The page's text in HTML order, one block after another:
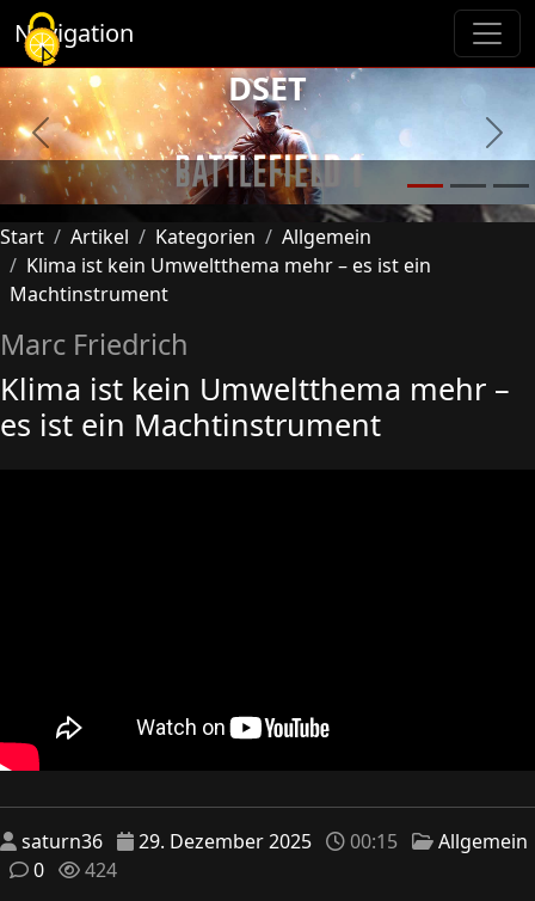
Navigation
Previous Next
DSET
Start Artikel Kategorien
Allgemein
Klima ist kein Umweltthema mehr – es ist ein
Machtinstrument
Marc Friedrich
Klima ist kein Umweltthema mehr –
es ist ein Machtinstrument
saturn36 29. Dezember 2025 00:15
Allgemein
0
424
Cookie-Einstellungen